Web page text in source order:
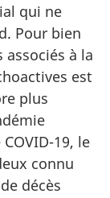
qui ne
Pour bien
à la
est
plus
19, le
connu
décès